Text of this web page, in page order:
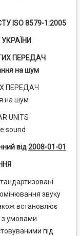
ISO 8579-1:2005
ПЕРЕДАЧ
на шум
ПЕРЕДАЧ
на шум
UNITS
sound
від2008-01-01
звуку
встановлює
з умовами
під